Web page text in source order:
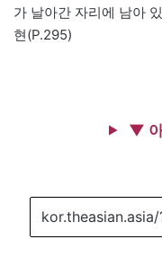
가 날아간 자리에 남아
현(P.295)
▼